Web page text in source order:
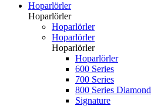
Hoparlörler
Hoparlörler
Hoparlörler
Hoparlörler
Hoparlörler
Hoparlörler
600 Series
700 Series
800 Series Diamond
Signature